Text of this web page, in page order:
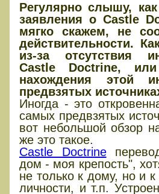
Регулярно слышу,
заявления о Castle
мягко скажем, не
действительности.
из-за отсутствия
Castle Doctrine,
нахождения этой
предвзятых
Иногда - это
самых предвзятых
вот небольшой обзор
же это такое.
Castle Doctrine
дом - моя крепость",
не только к дому, но и
личности, и т.п.